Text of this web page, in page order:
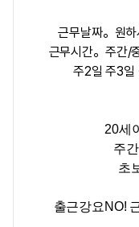
근무날짜。원
근무시간。주간/
주2일 주3일
20세
주
초
출근강요NO!